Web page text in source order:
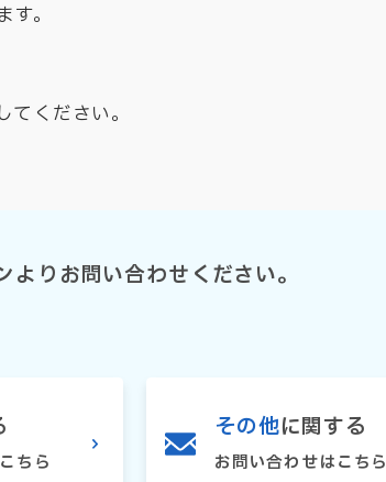
。
ください。
よりお問い合わせください。
ちら
その他に関する
お問い合わせはこちら